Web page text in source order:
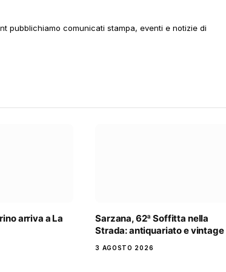
pubblichiamo comunicati stampa, eventi e notizie di
arriva a La
Sarzana, 62ª Soffitta nella
Strada: antiquariato e vintage
3 AGOSTO 2026